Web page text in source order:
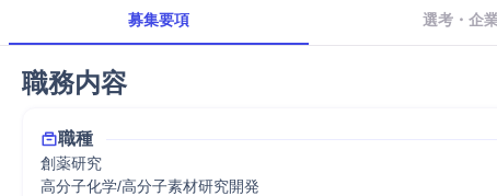
募集要項 選考・企
職務内容
職種
創薬研究
高分子化学/高分子素材研究開発